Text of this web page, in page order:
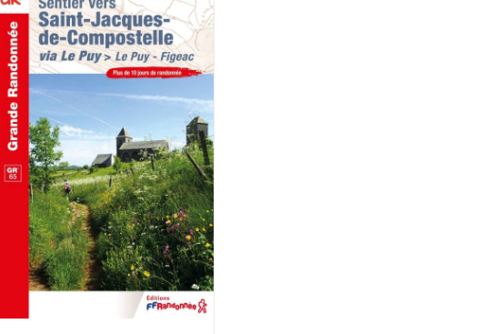
AJOUTER AU PANIER
/
DÉTAILS